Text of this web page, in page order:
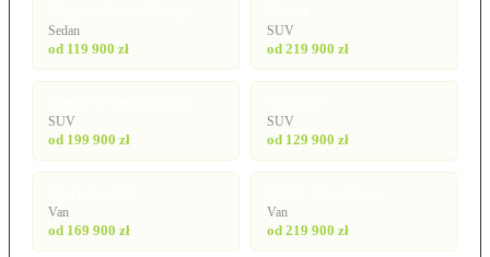
Sedan
od 119 900 zł
SUV
od 219 900 zł
SUV
od 199 900 zł
SUV
od 129 900 zł
Van
od 169 900 zł
Van
od 219 900 zł